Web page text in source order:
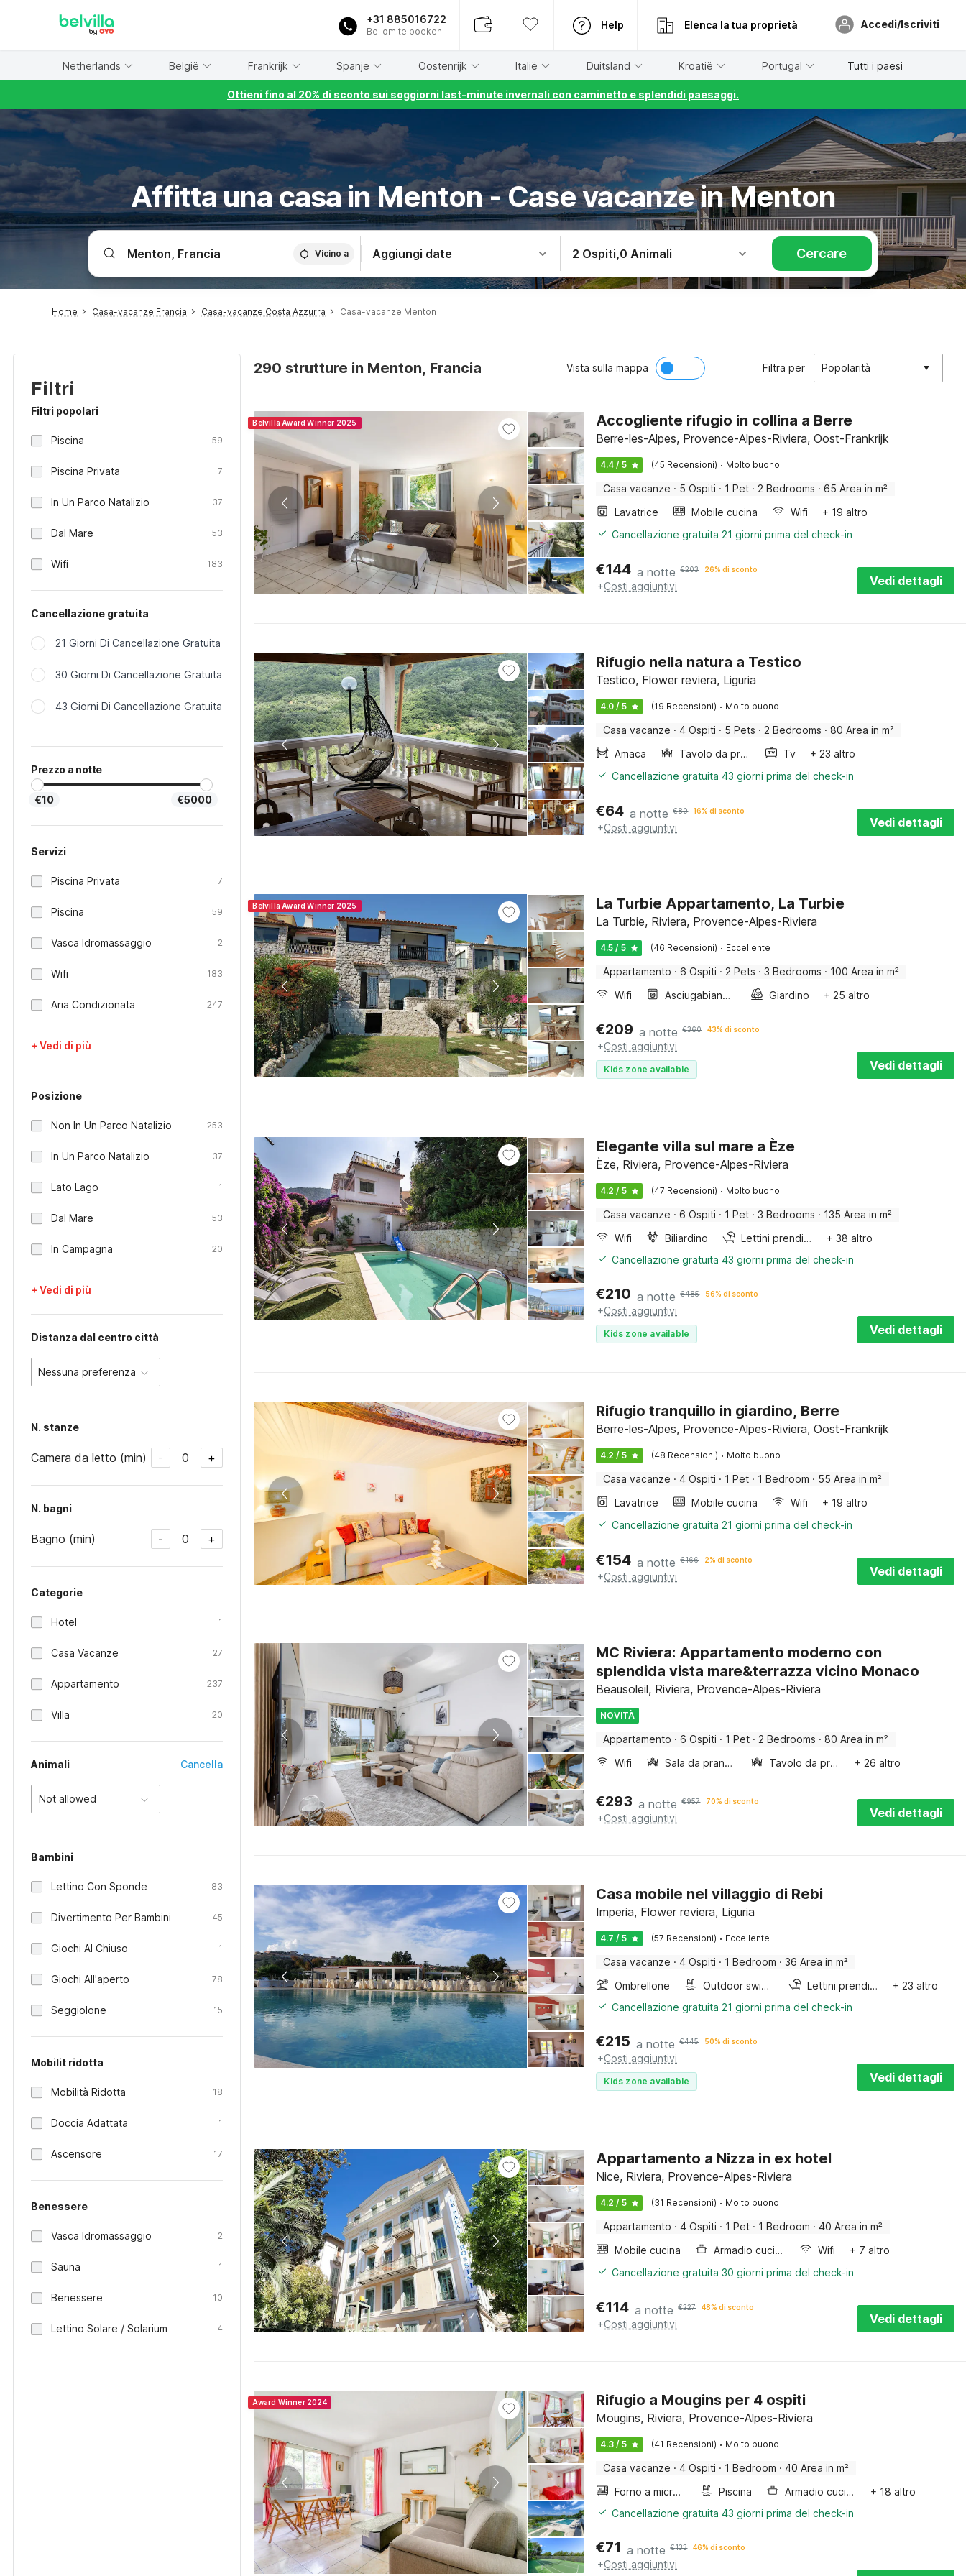
+31 885016722
Bel om te boeken
Help Elenca la tua proprietà Accedi/Iscriviti
Netherlands België Frankrijk Spanje Oostenrijk Italië Duitsland Kroatië Portugal Tutti i paesi
Ottieni fino al 20% di sconto sui soggiorni last-minute invernali con caminetto e splendidi paesaggi.
Affitta una casa in Menton - Case vacanze in Menton
Vicino a Aggiungi date 2 Ospiti,0 Animali Cercare
Home Casa-vacanze Francia Casa-vacanze Costa Azzurra Casa-vacanze Menton
Filtri
Filtri popolari
Piscina 59
Piscina Privata 7
In Un Parco Natalizio 37
Dal Mare 53
Wifi 183
Cancellazione gratuita
21 Giorni Di Cancellazione Gratuita
30 Giorni Di Cancellazione Gratuita
43 Giorni Di Cancellazione Gratuita
Prezzo a notte
€10 €5000
Servizi
Piscina Privata 7
Piscina 59
Vasca Idromassaggio 2
Wifi 183
Aria Condizionata 247
+ Vedi di più
Posizione
Non In Un Parco Natalizio 253
In Un Parco Natalizio 37
Lato Lago 1
Dal Mare 53
In Campagna 20
+ Vedi di più
Distanza dal centro città
Nessuna preferenza
N. stanze
Camera da letto (min) - 0 +
N. bagni
Bagno (min) - 0 +
Categorie
Hotel 1
Casa Vacanze 27
Appartamento 237
Villa 20
Animali Cancella
Not allowed
Bambini
Lettino Con Sponde 83
Divertimento Per Bambini 45
Giochi Al Chiuso 1
Giochi All'aperto 78
Seggiolone 15
Mobilit ridotta
Mobilità Ridotta 18
Doccia Adattata 1
Ascensore 17
Benessere
Vasca Idromassaggio 2
Sauna 1
Benessere 10
Lettino Solare / Solarium 4
290 strutture in Menton, Francia Vista sulla mappa Filtra per Popolarità
Belvilla Award Winner 2025 Accogliente rifugio in collina a Berre
Berre-les-Alpes, Provence-Alpes-Riviera, Oost-Frankrijk
4.4 / 5 (45 Recensioni) · Molto buono
Casa vacanze · 5 Ospiti · 1 Pet · 2 Bedrooms · 65 Area in m²
Lavatrice
Mobile cucina Wifi
+ 19 altro
Cancellazione gratuita 21 giorni prima del check-in
€144 a notte €203 26% di sconto
+Costi aggiuntivi Vedi dettagli
Rifugio nella natura a Testico
Testico, Flower reviera, Liguria
4.0 / 5 (19 Recensioni) · Molto buono
Casa vacanze · 4 Ospiti · 5 Pets · 2 Bedrooms · 80 Area in m²
Amaca
Tavolo da pranzo Tv
+ 23 altro
Cancellazione gratuita 43 giorni prima del check-in
€64 a notte €80 16% di sconto
+Costi aggiuntivi Vedi dettagli
Belvilla Award Winner 2025 La Turbie Appartamento, La Turbie
La Turbie, Riviera, Provence-Alpes-Riviera
4.5 / 5 (46 Recensioni) · Eccellente
Appartamento · 6 Ospiti · 2 Pets · 3 Bedrooms · 100 Area in m²
Wifi
Asciugabiancheria Giardino + 25 altro
€209 a notte €360 43% di sconto
+Costi aggiuntivi
Kids zone available Vedi dettagli
Elegante villa sul mare a Èze
Èze, Riviera, Provence-Alpes-Riviera
4.2 / 5 (47 Recensioni) · Molto buono
Casa vacanze · 6 Ospiti · 1 Pet · 3 Bedrooms · 135 Area in m²
Wifi
Biliardino Lettini prendisole
+ 38 altro
Cancellazione gratuita 43 giorni prima del check-in
€210 a notte €485 56% di sconto
+Costi aggiuntivi
Kids zone available Vedi dettagli
Rifugio tranquillo in giardino, Berre
Berre-les-Alpes, Provence-Alpes-Riviera, Oost-Frankrijk
4.2 / 5 (48 Recensioni) · Molto buono
Casa vacanze · 4 Ospiti · 1 Pet · 1 Bedroom · 55 Area in m²
Lavatrice
Mobile cucina Wifi
+ 19 altro
Cancellazione gratuita 21 giorni prima del check-in
€154 a notte €166 2% di sconto
+Costi aggiuntivi Vedi dettagli
MC Riviera: Appartamento moderno con
splendida vista mare&terrazza vicino Monaco
Beausoleil, Riviera, Provence-Alpes-Riviera
NOVITÀ
Appartamento · 6 Ospiti · 1 Pet · 2 Bedrooms · 80 Area in m²
Wifi
Sala da pranzo Tavolo da pranzo + 26 altro
€293 a notte €957 70% di sconto
+Costi aggiuntivi Vedi dettagli
Casa mobile nel villaggio di Rebi
Imperia, Flower reviera, Liguria
4.7 / 5 (57 Recensioni) · Eccellente
Casa vacanze · 4 Ospiti · 1 Bedroom · 36 Area in m²
Ombrellone
Outdoor swimming pool Lettini prendisole
+ 23 altro
Cancellazione gratuita 21 giorni prima del check-in
€215 a notte €445 50% di sconto
+Costi aggiuntivi
Kids zone available Vedi dettagli
Appartamento a Nizza in ex hotel
Nice, Riviera, Provence-Alpes-Riviera
4.2 / 5 (31 Recensioni) · Molto buono
Appartamento · 4 Ospiti · 1 Pet · 1 Bedroom · 40 Area in m²
Mobile cucina
Armadio cucina Wifi
+ 7 altro
Cancellazione gratuita 30 giorni prima del check-in
€114 a notte €227 48% di sconto
+Costi aggiuntivi Vedi dettagli
Award Winner 2024 Rifugio a Mougins per 4 ospiti
Mougins, Riviera, Provence-Alpes-Riviera
4.3 / 5 (41 Recensioni) · Molto buono
Casa vacanze · 4 Ospiti · 1 Bedroom · 40 Area in m²
Forno a microonde combinato
Piscina Armadio cucina
+ 18 altro
Cancellazione gratuita 43 giorni prima del check-in
€71 a notte €133 46% di sconto
+Costi aggiuntivi